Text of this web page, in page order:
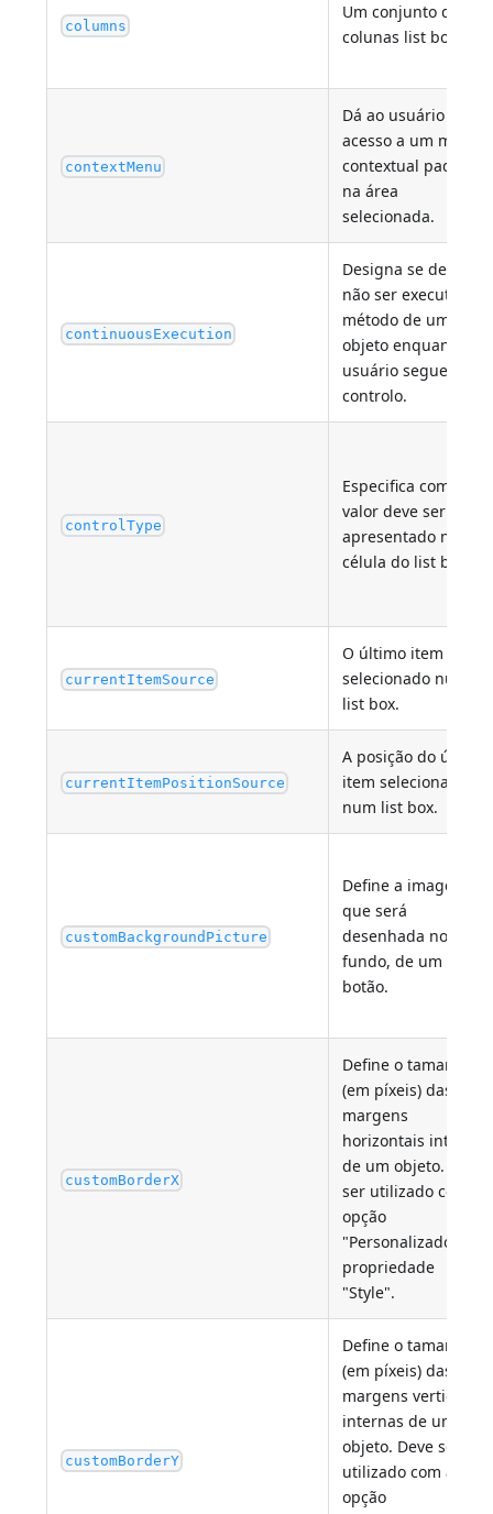
columns
Um conjunto de
colunas list box
contextMenu
Dá ao usuário
acesso a um menu
contextual padrão
na área
selecionada.
continuousExecution
Designa se deve ou
não ser executado o
método de um
objeto enquanto o
usuário segue o
controlo.
controlType
Especifica como o
valor deve ser
apresentado numa
célula do list box.
currentItemSource
O último item
selecionado num
list box.
currentItemPositionSource
A posição do último
item selecionado
num list box.
customBackgroundPicture
Define a imagem
que será
desenhada no
fundo, de um
botão.
customBorderX
Define o tamanho
(em píxeis) das
margens
horizontais internas
de um objeto. Deve
ser utilizado com a
opção
"Personalizado" da
propriedade
"Style".
customBorderY
Define o tamanho
(em píxeis) das
margens verticais
internas de um
objeto. Deve ser
utilizado com a
opção